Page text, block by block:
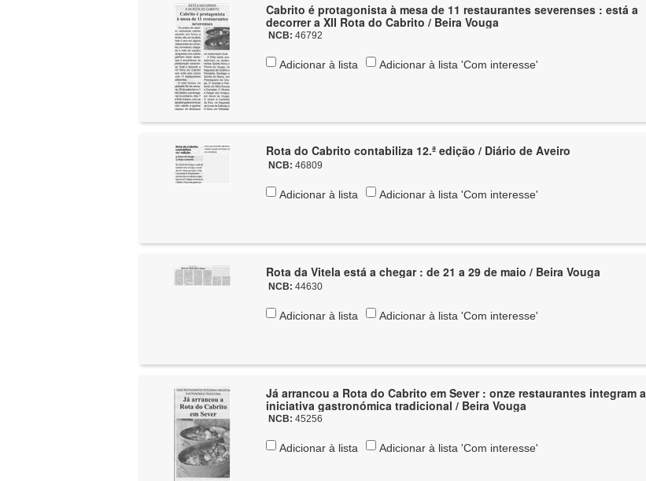
Cabrito é protagonista à mesa de 11 restaurantes severenses : está a
decorrer a XII Rota do Cabrito / Beira Vouga
NCB:46792
Adicionar à lista Adicionar à lista 'Com interesse'
Rota do Cabrito contabiliza 12.ª edição / Diário de Aveiro
NCB:46809
Adicionar à lista Adicionar à lista 'Com interesse'
Rota da Vitela está a chegar : de 21 a 29 de maio / Beira Vouga
NCB:44630
Adicionar à lista Adicionar à lista 'Com interesse'
Já arrancou a Rota do Cabrito em Sever : onze restaurantes integram a
iniciativa gastronómica tradicional / Beira Vouga
NCB:45256
Adicionar à lista Adicionar à lista 'Com interesse'